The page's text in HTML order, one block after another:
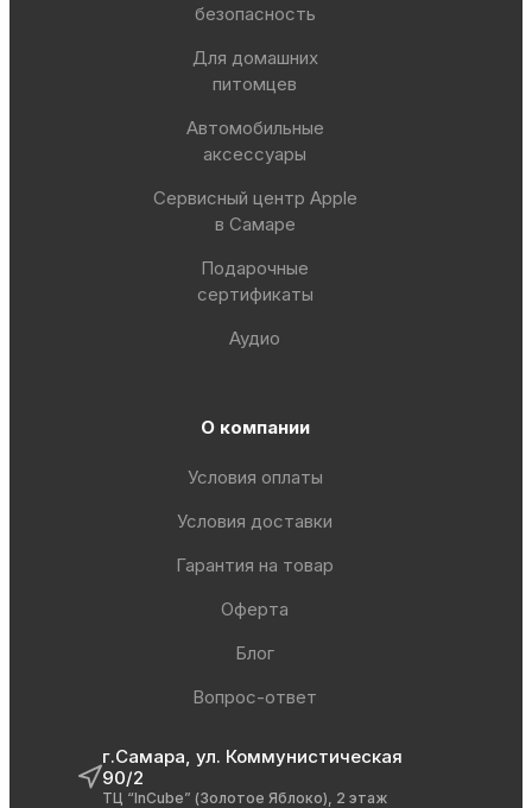
безопасность
Для домашних
питомцев
Автомобильные
аксессуары
Сервисный центр Apple
в Самаре
Подарочные
сертификаты
Аудио
О компании
Условия оплаты
Условия доставки
Гарантия на товар
Оферта
Блог
Вопрос-ответ
г.Самара, ул. Коммунистическая
90/2
ТЦ “InCube” (Золотое Яблоко), 2 этаж